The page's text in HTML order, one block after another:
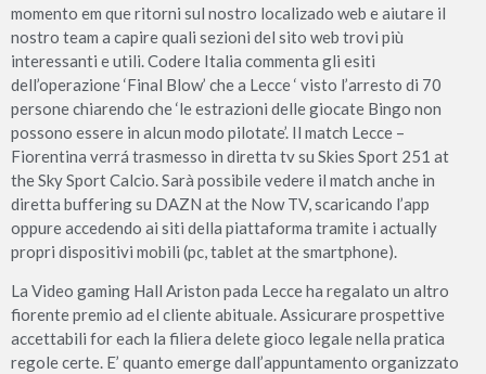
momento em que ritorni sul nostro localizado web e aiutare il
nostro team a capire quali sezioni del sito web trovi più
interessanti e utili. Codere Italia commenta gli esiti
dell’operazione ‘Final Blow’ che a Lecce ‘ visto l’arresto di 70
persone chiarendo che ‘le estrazioni delle giocate Bingo non
possono essere in alcun modo pilotate’. Il match Lecce –
Fiorentina verrá trasmesso in diretta tv su Skies Sport 251 at
the Sky Sport Calcio. Sarà possibile vedere il match anche in
diretta buffering su DAZN at the Now TV, scaricando l’app
oppure accedendo ai siti della piattaforma tramite i actually
propri dispositivi mobili (pc, tablet at the smartphone).
La Video gaming Hall Ariston pada Lecce ha regalato un altro
fiorente premio ad el cliente abituale. Assicurare prospettive
accettabili for each la filiera delete gioco legale nella pratica
regole certe. E’ quanto emerge dall’appuntamento organizzato